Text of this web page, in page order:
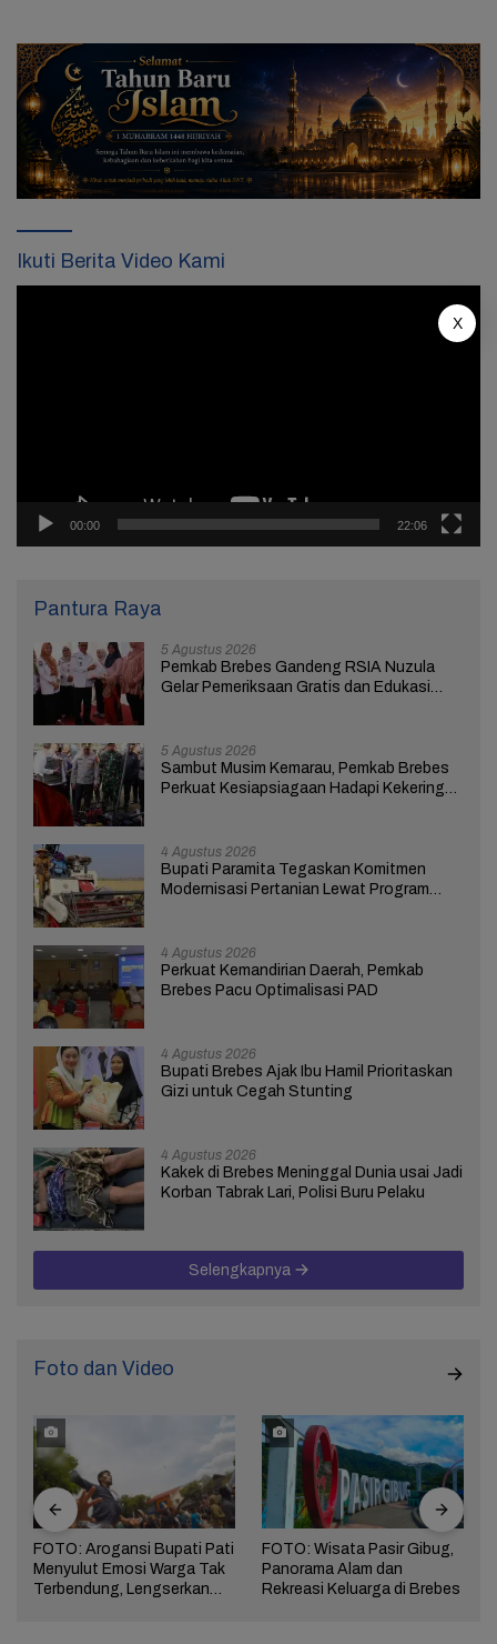
Ikuti Berita Video Kami
00:00 22:06
Pantura Raya
5 Agustus 2026
Pemkab Brebes Gandeng RSIA Nuzula
Gelar Pemeriksaan Gratis dan Edukasi
5 Agustus 2026
Sambut Musim Kemarau, Pemkab Brebes
Perkuat Kesiapsiagaan Hadapi Kekeringan
4 Agustus 2026
Bupati Paramita Tegaskan Komitmen
Modernisasi Pertanian Lewat Program
4 Agustus 2026
Perkuat Kemandirian Daerah, Pemkab
Brebes Pacu Optimalisasi PAD
4 Agustus 2026
Bupati Brebes Ajak Ibu Hamil Prioritaskan
Gizi untuk Cegah Stunting
4 Agustus 2026
Kakek di Brebes Meninggal Dunia usai Jadi
Korban Tabrak Lari, Polisi Buru Pelaku
Selengkapnya
Foto dan Video
FOTO: Arogansi Bupati Pati
Menyulut Emosi Warga Tak
Terbendung, Lengserkan
FOTO: Wisata Pasir Gibug,
Panorama Alam dan
Rekreasi Keluarga di Brebes
X